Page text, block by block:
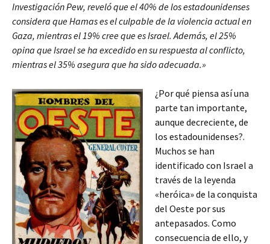
Investigación Pew, reveló que el 40% de los estadounidenses
considera que Hamas es el culpable de la violencia actual en
Gaza, mientras el 19% cree que es Israel. Además, el 25%
opina que Israel se ha excedido en su respuesta al conflicto,
mientras el 35% asegura que ha sido adecuada.»
¿Por qué piensa así una
parte tan importante,
aunque decreciente, de
los estadounidenses?.
Muchos se han
identificado con Israel a
través de la leyenda
«heróica» de la conquista
del Oeste por sus
antepasados. Como
consecuencia de ello, y